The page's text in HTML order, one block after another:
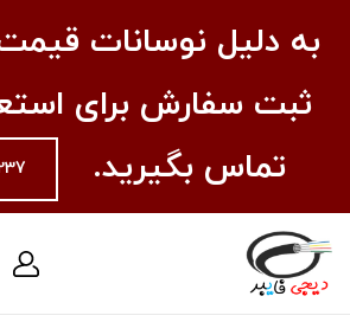
به دلیل نوسانات قیمت
ثبت سفارش برای
تماس بگیرید.